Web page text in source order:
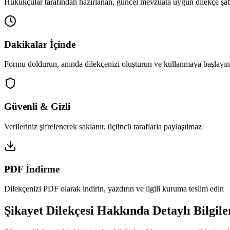
Hukukçular tarafından hazırlanan, güncel mevzuata uygun dilekçe
Dakikalar İçinde
Formu doldurun, anında dilekçenizi oluşturun ve kullanmaya başlayın
Güvenli & Gizli
Verileriniz şifrelenerek saklanır, üçüncü taraflarla paylaşılmaz
PDF İndirme
Dilekçenizi PDF olarak indirin, yazdırın ve ilgili kuruma teslim edin
Şikayet Dilekçesi Hakkında Detaylı